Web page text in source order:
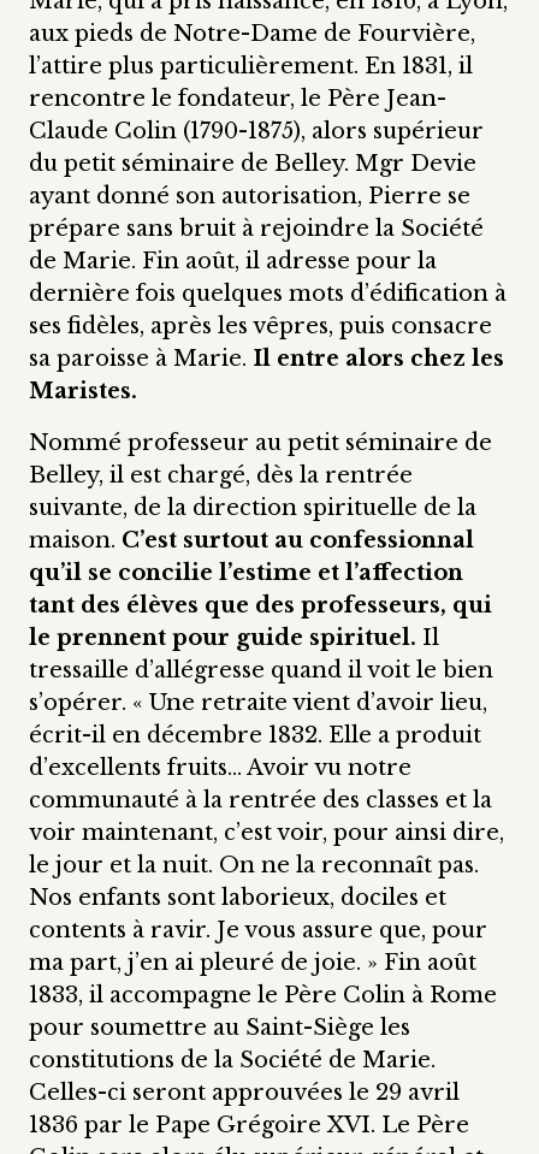
aux pieds de Notre-Dame de Fourvière,
l’attire plus particulièrement. En 1831, il
rencontre le fondateur, le Père Jean-
Claude Colin (1790-1875), alors supérieur
du petit séminaire de Belley. Mgr Devie
ayant donné son autorisation, Pierre se
prépare sans bruit à rejoindre la Société
de Marie. Fin août, il adresse pour la
dernière fois quelques mots d’édification à
ses fidèles, après les vêpres, puis consacre
sa paroisse à Marie. Il entre alors chez les
Maristes.
Nommé professeur au petit séminaire de
Belley, il est chargé, dès la rentrée
suivante, de la direction spirituelle de la
maison. C’est surtout au confessionnal
qu’il se concilie l’estime et l’affection
tant des élèves que des professeurs, qui
le prennent pour guide spirituel. Il
tressaille d’allégresse quand il voit le bien
s’opérer. « Une retraite vient d’avoir lieu,
écrit-il en décembre 1832. Elle a produit
d’excellents fruits… Avoir vu notre
communauté à la rentrée des classes et la
voir maintenant, c’est voir, pour ainsi dire,
le jour et la nuit. On ne la reconnaît pas.
Nos enfants sont laborieux, dociles et
contents à ravir. Je vous assure que, pour
ma part, j’en ai pleuré de joie. » Fin août
1833, il accompagne le Père Colin à Rome
pour soumettre au Saint-Siège les
constitutions de la Société de Marie.
Celles-ci seront approuvées le 29 avril
1836 par le Pape Grégoire XVI. Le Père